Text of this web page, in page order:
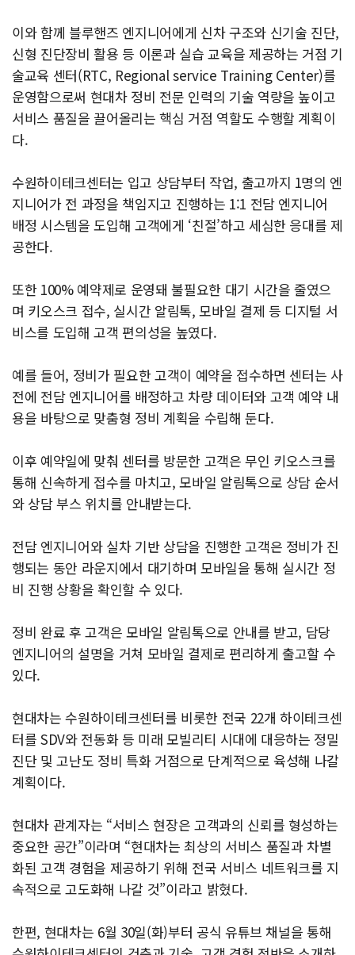
이와 함께 블루핸즈 엔지니어에게 신차 구조와 신기술 진단,
신형 진단장비 활용 등 이론과 실습 교육을 제공하는 거점 기
술교육 센터(RTC, Regional service Training Center)를
운영함으로써 현대차 정비 전문 인력의 기술 역량을 높이고
서비스 품질을 끌어올리는 핵심 거점 역할도 수행할 계획이
다.
수원하이테크센터는 입고 상담부터 작업, 출고까지 1명의 엔
지니어가 전 과정을 책임지고 진행하는 1:1 전담 엔지니어
배정 시스템을 도입해 고객에게 ‘친절’하고 세심한 응대를 제
공한다.
또한 100% 예약제로 운영돼 불필요한 대기 시간을 줄였으
며 키오스크 접수, 실시간 알림톡, 모바일 결제 등 디지털 서
비스를 도입해 고객 편의성을 높였다.
예를 들어, 정비가 필요한 고객이 예약을 접수하면 센터는 사
전에 전담 엔지니어를 배정하고 차량 데이터와 고객 예약 내
용을 바탕으로 맞춤형 정비 계획을 수립해 둔다.
이후 예약일에 맞춰 센터를 방문한 고객은 무인 키오스크를
통해 신속하게 접수를 마치고, 모바일 알림톡으로 상담 순서
와 상담 부스 위치를 안내받는다.
전담 엔지니어와 실차 기반 상담을 진행한 고객은 정비가 진
행되는 동안 라운지에서 대기하며 모바일을 통해 실시간 정
비 진행 상황을 확인할 수 있다.
정비 완료 후 고객은 모바일 알림톡으로 안내를 받고, 담당
엔지니어의 설명을 거쳐 모바일 결제로 편리하게 출고할 수
있다.
현대차는 수원하이테크센터를 비롯한 전국 22개 하이테크센
터를 SDV와 전동화 등 미래 모빌리티 시대에 대응하는 정밀
진단 및 고난도 정비 특화 거점으로 단계적으로 육성해 나갈
계획이다.
현대차 관계자는 “서비스 현장은 고객과의 신뢰를 형성하는
중요한 공간”이라며 “현대차는 최상의 서비스 품질과 차별
화된 고객 경험을 제공하기 위해 전국 서비스 네트워크를 지
속적으로 고도화해 나갈 것”이라고 밝혔다.
한편, 현대차는 6월 30일(화)부터 공식 유튜브 채널을 통해